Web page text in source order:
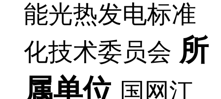
能光热发电标准
化技术委员会 所
属单位 国网江